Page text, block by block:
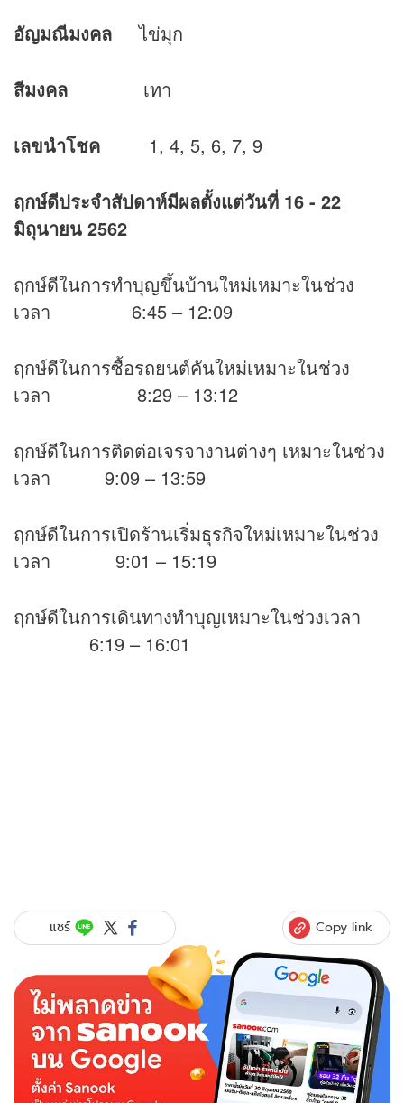
อัญมณีมงคล ไข่มุก
สีมงคล เทา
เลขนำโชค 1, 4, 5, 6, 7, 9
ฤกษ์ดีประจำสัปดาห์มีผลตั้งแต่วันที่ 16 - 22
มิถุนายน 2562
ฤกษ์ดีในการทำบุญขึ้นบ้านใหม่เหมาะในช่วง
เวลา 6:45 – 12:09
ฤกษ์ดีในการซื้อรถยนต์คันใหม่เหมาะในช่วง
เวลา 8:29 – 13:12
ฤกษ์ดีในการติดต่อเจรจางานต่างๆ เหมาะในช่วง
เวลา 9:09 – 13:59
ฤกษ์ดีในการเปิดร้านเริ่มธุรกิจใหม่เหมาะในช่วง
เวลา 9:01 – 15:19
ฤกษ์ดีในการเดินทางทำบุญเหมาะในช่วงเวลา
6:19 – 16:01
แชร์ Copy link